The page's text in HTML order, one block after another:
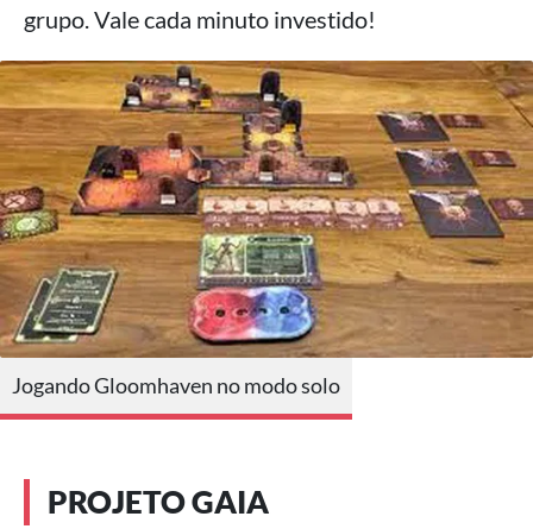
grupo. Vale cada minuto investido!
Jogando Gloomhaven no modo solo
PROJETO GAIA